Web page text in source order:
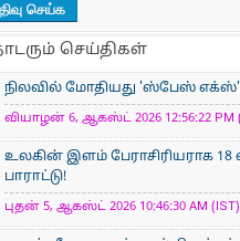
செய்திகள்
நிலவில் மோதியது 'ஸ்பேஸ் எக்ஸ்'
வியாழன் 6, ஆகஸ்ட் 2026 12:56:22 PM
உலகின் இளம் பேராசிரிய​ராக
பாராட்டு!
புதன் 5, ஆகஸ்ட் 2026 10:46:30 AM (IST)